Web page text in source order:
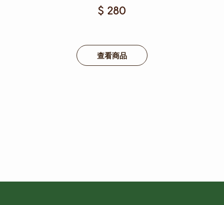
$ 280
查看商品